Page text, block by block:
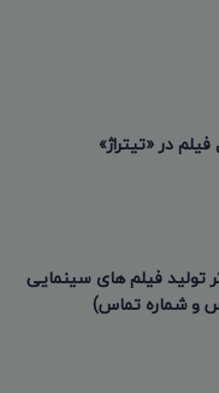
در «تیتراژ»
تولید فیلم های سینمایی
و شماره تماس)